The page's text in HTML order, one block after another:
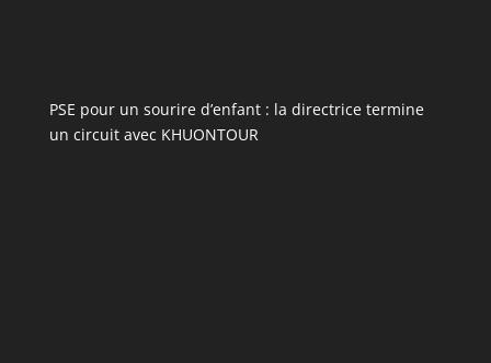
PSE pour un sourire d’enfant : la directrice termine
un circuit avec KHUONTOUR